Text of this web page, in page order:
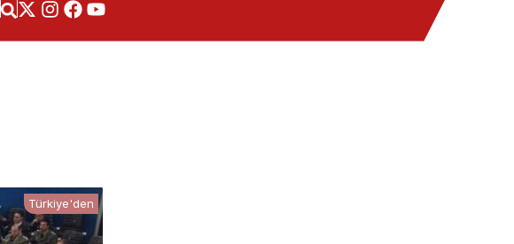
Türkiye'den